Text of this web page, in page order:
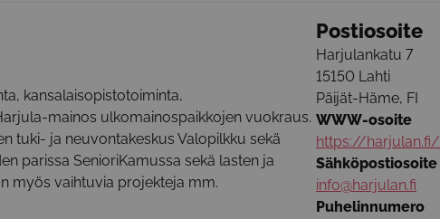
kansalaisopistotoiminta,
mainos ulkomainospaikkojen vuokraus.
tuki- ja neuvontakeskus Valopilkku sekä
parissa SenioriKamussa sekä lasten ja
myös vaihtuvia projekteja mm.
Postiosoite
Harjulankatu 7
15150 Lahti
Päijät-Häme, FI
WWW-osoite
https://harjulan.fi/
Sähköpostiosoite
info@harjulan.fi
Puhelinnumero